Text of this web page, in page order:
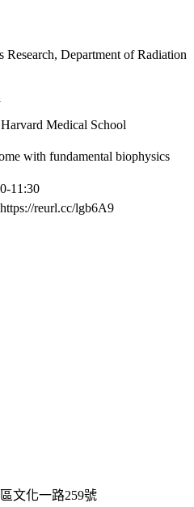
Department of Radiation
Medical School
with fundamental biophysics
11:30
reurl.cc/lgb6A9
文化一路259號